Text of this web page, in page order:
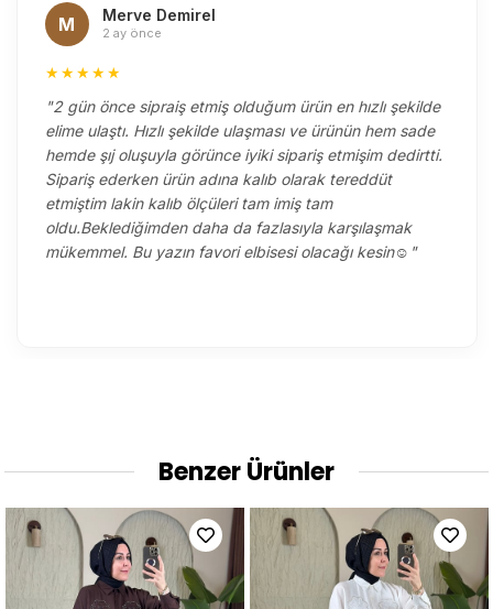
M Merve Demirel
2 ay önce
★★★★★
"2 gün önce sipraiş etmiş olduğum ürün en hızlı şekilde
elime ulaştı. Hızlı şekilde ulaşması ve ürünün hem sade
hemde şıj oluşuyla görünce iyiki sipariş etmişim dedirtti.
Sipariş ederken ürün adına kalıb olarak tereddüt
etmiştim lakin kalıb ölçüleri tam imiş tam
oldu.Beklediğimden daha da fazlasıyla karşılaşmak
mükemmel. Bu yazın favori elbisesi olacağı kesin☺️"
Benzer Ürünler